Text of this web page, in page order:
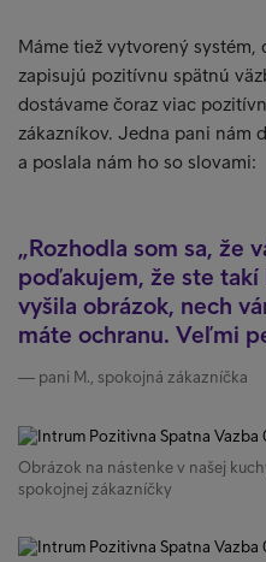
Máme tiež vytvorený
zapisujú pozitívnu spätnú
dostávame čoraz viac
zákazníkov. Jedna pani nám
a poslala nám ho so slovami:
Rozhodla som sa, že
poďakujem, že ste
vyšila obrázok, nech
máte ochranu. Veľmi
pani M., spokojná zákazníčka
Obrázok na nástenke v našej
spokojnej zákazníčky